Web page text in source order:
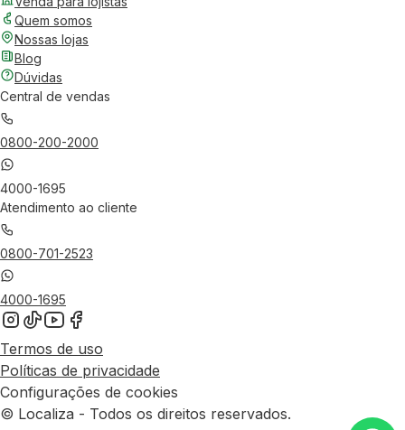
Quem somos
Nossas lojas
Blog
Dúvidas
Central de vendas
0800-200-2000
4000-1695
Atendimento ao cliente
0800-701-2523
4000-1695
Termos de uso
Políticas de privacidade
Configurações de cookies
© Localiza - Todos os direitos reservados.